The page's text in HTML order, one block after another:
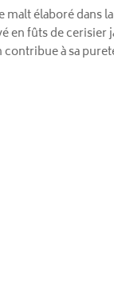
malt élaboré dans
en fûts de cerisier
à sa